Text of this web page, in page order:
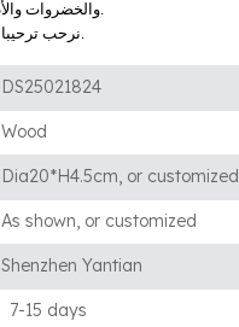
DS25021824
Wood
Dia20*H4.5cm, or customized
As shown, or customized
Shenzhen Yantian
7-15 days